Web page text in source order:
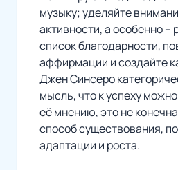
музыку; уделяйте
активности, а особенно –
список благодарности,
аффирмации и создайте
Джен Синсеро
мысль, что к успеху
её мнению, это не
способ существования,
адаптации и роста.